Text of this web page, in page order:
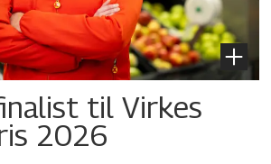
til Virkes
2026